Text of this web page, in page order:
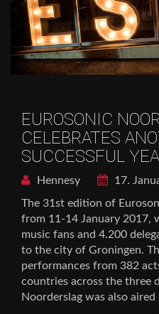
EUROSONIC
CELEBRATES
SUCCESSFUL
Hennesy
17.
The 31st edition of
from 11-14 January 2017,
music fans and 4.200
to the city of Groningen.
performances from 382
countries across the three
Noorderslag was also